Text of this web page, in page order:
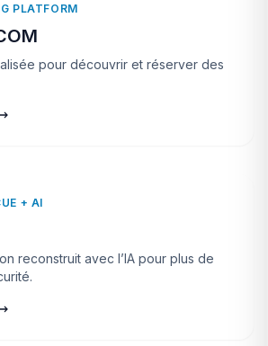
PLATFORM
pour découvrir et réserver des
+ AI
reconstruit avec l’IA pour plus de